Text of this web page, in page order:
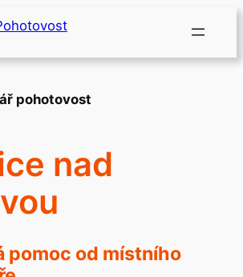
pohotovost
nad
pomoc od místního